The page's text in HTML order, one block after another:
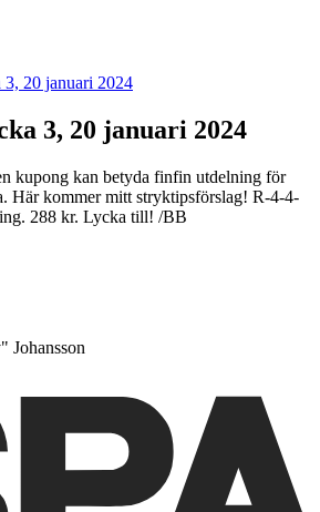
3, 20 januari 2024
3, 20 januari 2024
kupong kan betyda finfin utdelning för
Här kommer mitt stryktipsförslag! R-4-4-
288 kr. Lycka till! /BB
Johansson